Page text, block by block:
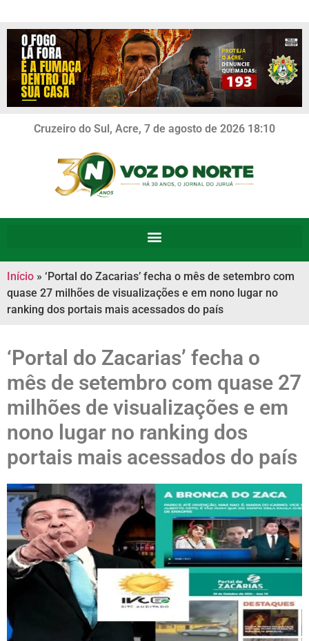
Cruzeiro do Sul, Acre, 7 de agosto de 2026 18:10
Início » ‘Portal do Zacarias’ fecha o mês de setembro com
quase 27 milhões de visualizações e em nono lugar no
ranking dos portais mais acessados do país
‘Portal do Zacarias’ fecha o
mês de setembro com quase 27
milhões de visualizações e em
nono lugar no ranking dos
portais mais acessados do país